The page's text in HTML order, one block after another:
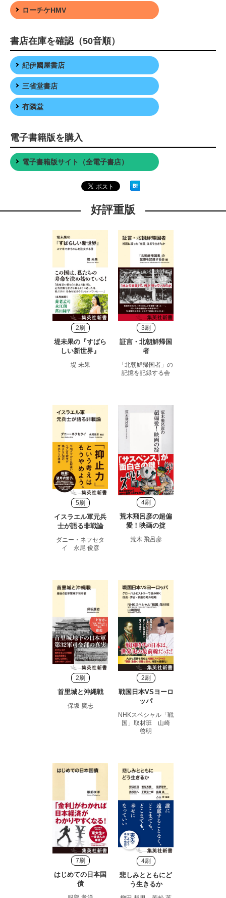
ローチケHMV
書店在庫を確認（50音順）
紀伊國屋書店
三省堂書店
有隣堂
電子書籍版を購入
電子書籍版サイト（全電子書店）
好評重版
2刷
堤未果の『すばら
しい新世界』
堤 未果
3刷
証言・北朝鮮帰国
者
「北朝鮮帰国者」の
記憶を記録する会
5刷
イスラエル軍元兵
士が語る非戦論
ダニー・ネフセタ
イ 永尾 俊彦
4刷
荒木飛呂彦の超偏
愛！映画の掟
荒木 飛呂彦
2刷
首里城と沖縄戦
保坂 廣志
2刷
戦国日本VSヨーロ
ッパ
NHKスペシャル「戦
国」取材班 山崎
啓明
7刷
はじめての日本国
債
4刷
悲しみとともにど
う生きるか